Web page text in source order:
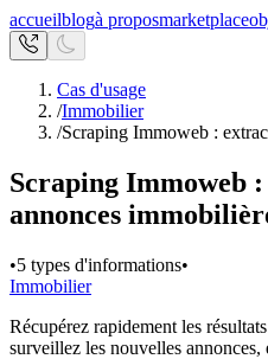
accueilblogà proposmarketplace
Cas d'usage
/Immobilier
/Scraping Immoweb :
Scraping Immoweb
annonces
•5 types d'informations•
Immobilier
Récupérez rapidement les
surveillez les nouvelles